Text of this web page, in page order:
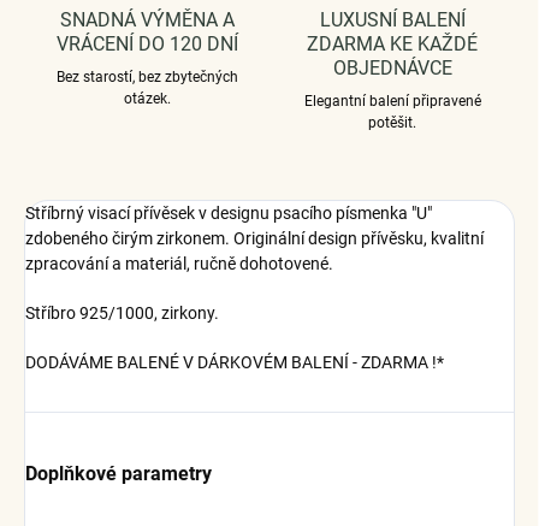
SNADNÁ VÝMĚNA A
VRÁCENÍ DO 120 DNÍ
Bez starostí, bez zbytečných
otázek.
LUXUSNÍ BALENÍ
ZDARMA KE KAŽDÉ
OBJEDNÁVCE
Elegantní balení připravené
potěšit.
Stříbrný visací přívěsek v designu psacího písmenka "U"
zdobeného čirým zirkonem. Originální design přívěsku, kvalitní
zpracování a materiál, ručně dohotovené.
Stříbro 925/1000, zirkony.
DODÁVÁME BALENÉ V DÁRKOVÉM BALENÍ - ZDARMA !*
Doplňkové parametry